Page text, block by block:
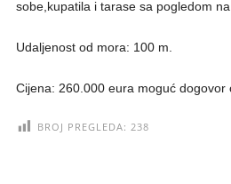
sobe,kupatila i tarase sa pogledom
Udaljenost od mora: 100 m.
Cijena: 260.000 eura moguć
BROJ PREGLEDA: 238